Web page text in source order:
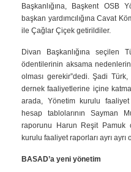
Başkanlığına, Başkent OSB
başkan yardımcılığına Cavat
ile Çağlar Çiçek getirildiler.
Divan Başkanlığına seçilen
ödentilerinin aksama
olması gerekir”dedi. Şadi
dernek faaliyetlerine içine
arada, Yönetim kurulu
hesap tablolarının Sayman
raporunu Harun Reşit Pamuk
kurulu faaliyet raporları ayrı
BASAD’a yeni yönetim